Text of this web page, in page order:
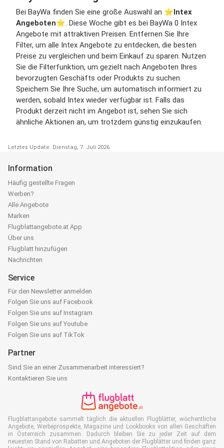
Bei BayWa finden Sie eine große Auswahl an ⭐️Intex
Angeboten⭐️. Diese Woche gibt es bei BayWa 0 Intex
Angebote mit attraktiven Preisen. Entfernen Sie Ihre
Filter, um alle Intex Angebote zu entdecken, die besten
Preise zu vergleichen und beim Einkauf zu sparen. Nutzen
Sie die Filterfunktion, um gezielt nach Angeboten Ihres
bevorzugten Geschäfts oder Produkts zu suchen.
Speichern Sie Ihre Suche, um automatisch informiert zu
werden, sobald Intex wieder verfügbar ist. Falls das
Produkt derzeit nicht im Angebot ist, sehen Sie sich
ähnliche Aktionen an, um trotzdem günstig einzukaufen.
Letztes Update: Dienstag, 7. Juli 2026
Information
Häufig gestellte Fragen
Werben?
Alle Angebote
Marken
Flugblattangebote.at App
Über uns
Flugblatt hinzufügen
Nachrichten
Service
Für den Newsletter anmelden
Folgen Sie uns auf Facebook
Folgen Sie uns auf Instagram
Folgen Sie uns auf Youtube
Folgen Sie uns auf TikTok
Partner
Sind Sie an einer Zusammenarbeit interessiert?
Kontaktieren Sie uns
Flugblattangebote sammelt täglich die aktuellen Flugblätter, wöchentliche
Angebote, Werbeprospekte, Magazine und Lookbooks von allen Geschäften
in Österreich zusammen. Dadurch bleiben Sie zu jeder Zeit auf dem
neuesten Stand von Rabatten und Angeboten der Flugblätter und finden ganz